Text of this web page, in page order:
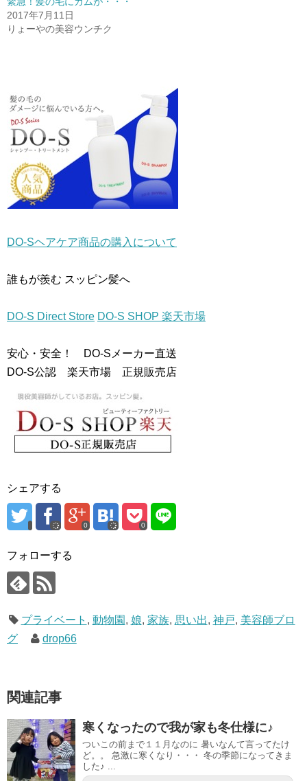
ウ
ィ
ン
て
く
だ
さ
ド
き
ま
)
ウ
ン
ド
2017年7月11日
りょーやの美容ウンチク
DO-Sヘアケア商品の購入について
誰もが羨む スッピン髪へ
DO-S Direct Store DO-S SHOP 楽天市場
安心・安全！ DO-Sメーカー直送
DO-S公認 楽天市場 正規販売店
シェアする
0 0
フォローする
プライベート , 動物園 , 娘, 家族, 思い出, 神戸, 美容師ブロ
グ
drop66
関連記事
寒くなったので我が家も冬仕様に♪
ついこの前まで１１月なのに 暑いなんて言ってたけ
ど。。 急激に寒くなり・・・ 冬の季節になってきま
した♪ ...